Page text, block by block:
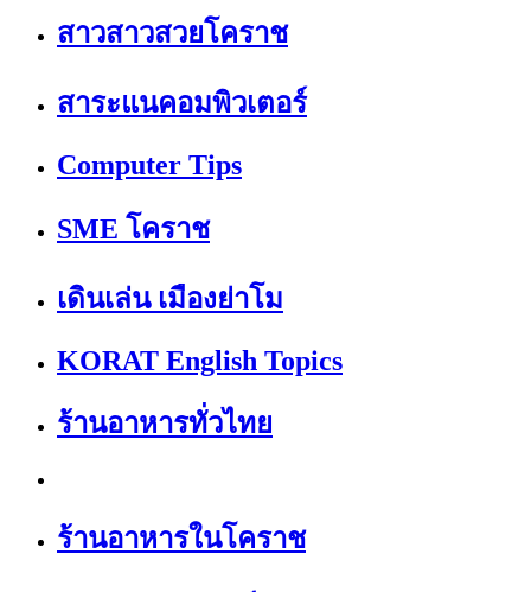
สาวสาวสวยโคราช
สาระแนคอมพิวเตอร์
Computer Tips
SME โคราช
เดินเล่น เมืองย่าโม
KORAT English Topics
ร้านอาหารทั่วไทย
ร้านอาหารในโคราช